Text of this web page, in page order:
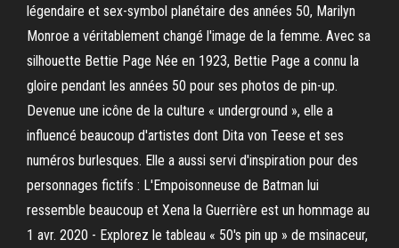
légendaire et sex-symbol planétaire des années 50, Marilyn
Monroe a véritablement changé l'image de la femme. Avec sa
silhouette Bettie Page Née en 1923, Bettie Page a connu la
gloire pendant les années 50 pour ses photos de pin-up.
Devenue une icône de la culture « underground », elle a
influencé beaucoup d'artistes dont Dita von Teese et ses
numéros burlesques. Elle a aussi servi d'inspiration pour des
personnages fictifs : L'Empoisonneuse de Batman lui
ressemble beaucoup et Xena la Guerrière est un hommage au
1 avr. 2020 - Explorez le tableau « 50's pin up » de msinaceur,